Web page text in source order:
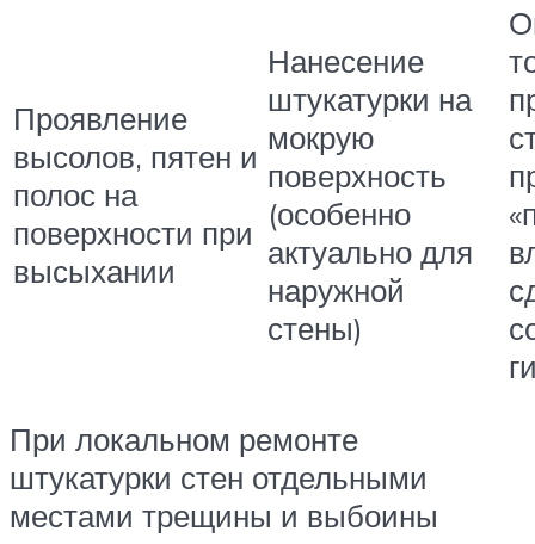
Проявление
высолов, пятен и
полос на
поверхности при
высыхании
Нанесение
штукатурки на
мокрую
поверхность
(особенно
актуально для
наружной
стены)
При локальном ремонте
штукатурки стен отдельными
местами трещины и выбоины